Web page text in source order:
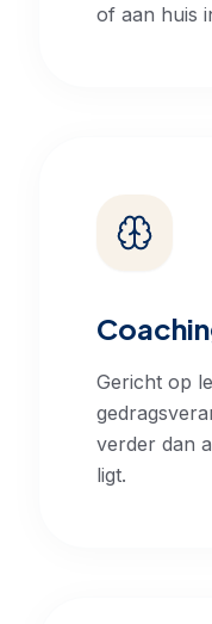
of aan huis
Gericht op
verder dan
ligt.